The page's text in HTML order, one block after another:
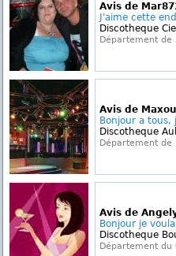
Avis de
J'aime cette
Discotheque
Département de
Avis de
Bonjour a tous,
Discotheque
Département de
Avis de
Bonjour je
Discotheque
Département du